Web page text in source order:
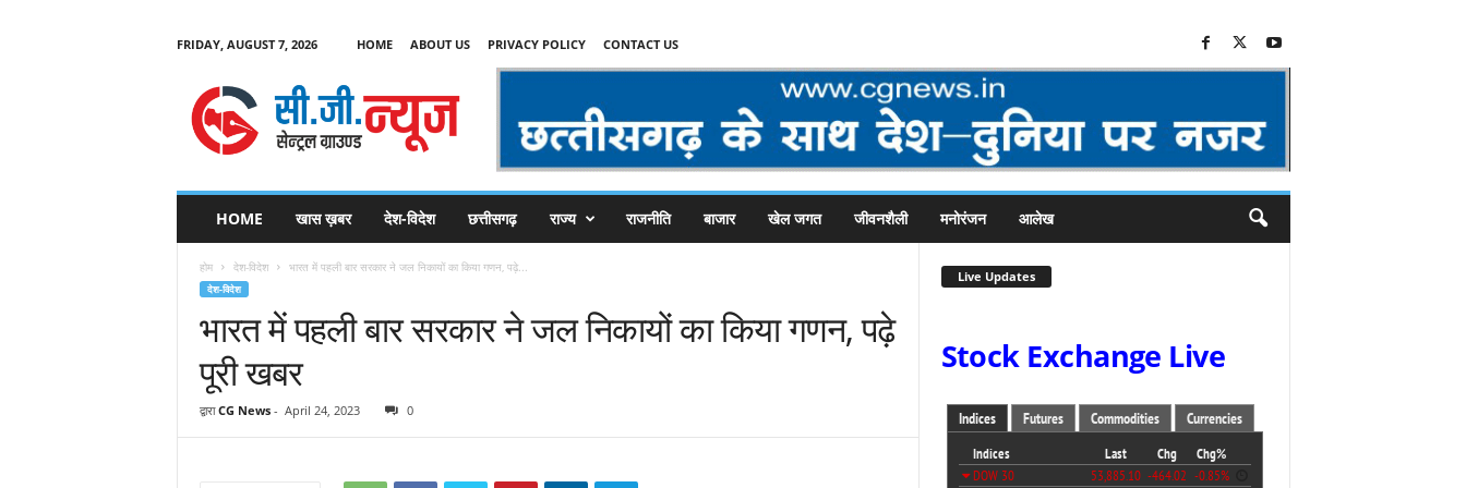
FRIDAY, AUGUST 7, 2026 HOME ABOUT US PRIVACY POLICY CONTACT US
C
HOME खास ख़बर देश-विदेश छत्तीसगढ़ राज्य राजनीति बाजार खेल जगत जीवनशैली मनोरंजन आलेख
होम देश-विदेश भारत में पहली बार सरकार ने जल निकायों का किया गणन, पढ़े...
देश-विदेश
भारत में पहली बार सरकार ने जल निकायों का किया गणन, पढ़े
पूरी खबर
द्वारा CG News- April 24, 2023 0
Live Updates
Stock Exchange Live